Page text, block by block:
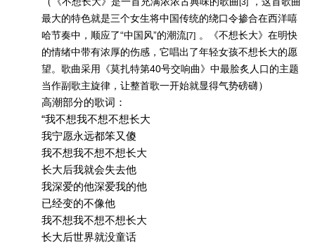
最大的特色就是三个女生将中国传统的绕口令掺合在西洋嘻
哈节奏中，顺应了“中国风”的潮流[7] 。《不想长大》在明快
的情绪中带有浓厚的伤感，它唱出了年轻女孩不想长大的愿
望。歌曲采用《莫扎特第40号交响曲》中最脍炙人口的主题
当作副歌主旋律，让整首歌一开始就显得气势磅礴）
高潮部分的歌词：
“我不想我不想不想长大
我宁愿永远都笨又傻
我不想我不想不想长大
长大后我就会失去他
我深爱的他深爱我的他
已经变的不像他
我不想我不想不想长大
长大后世界就没童话